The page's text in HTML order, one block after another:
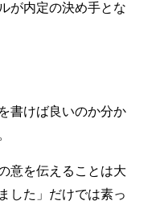
が内定の決め手とな
書けば良いのか分か
意を伝えることは大
した」だけでは素っ